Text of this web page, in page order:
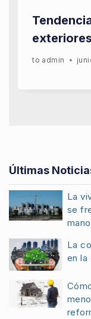
to admin
Últimas
La
se
La
en la